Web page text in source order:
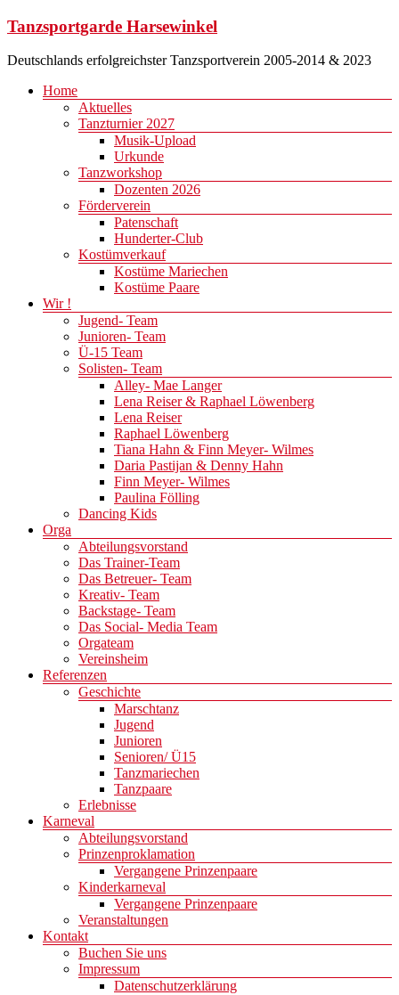
Zum
springen
Tanzsportgarde Harsewinkel
Deutschlands erfolgreichster Tanzsportverein 2005-2014 & 2023
Menü
Home
Aktuelles
Tanzturnier 2027
Musik-Upload
Urkunde
Tanzworkshop
Dozenten 2026
Förderverein
Patenschaft
Hunderter-Club
Kostümverkauf
Kostüme Mariechen
Kostüme Paare
Wir !
Jugend- Team
Junioren- Team
Ü-15 Team
Solisten- Team
Alley- Mae Langer
Lena Reiser & Raphael Löwenberg
Lena Reiser
Raphael Löwenberg
Tiana Hahn & Finn Meyer- Wilmes
Daria Pastijan & Denny Hahn
Finn Meyer- Wilmes
Paulina Fölling
Dancing Kids
Orga
Abteilungsvorstand
Das Trainer-Team
Das Betreuer- Team
Kreativ- Team
Backstage- Team
Das Social- Media Team
Orgateam
Vereinsheim
Referenzen
Geschichte
Marschtanz
Jugend
Junioren
Senioren/ Ü15
Tanzmariechen
Tanzpaare
Erlebnisse
Karneval
Abteilungsvorstand
Prinzenproklamation
Vergangene Prinzenpaare
Kinderkarneval
Vergangene Prinzenpaare
Veranstaltungen
Kontakt
Buchen Sie uns
Impressum
Datenschutzerklärung